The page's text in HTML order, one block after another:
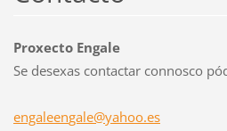
Proxecto Engale
Se desexas contactar connosco
engaleengale@yahoo.es